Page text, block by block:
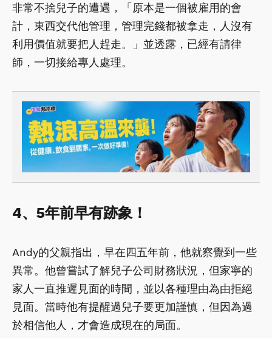
非常不捨兒子的遭遇，「原本是一個被雇用的會
計，東西交代他管理，管理完錢都被拿走，人沒有
利用價值就要把人趕走。」並透露，已經有請律
師，一切接給專人處理。
4、5年前早有跡象！
Andy的父親指出，早在四五年前，他就察覺到一些
異常。他曾嘗試了解兒子公司財務狀況，但家寧的
家人一直推遲見面的時間，並以各種理由為由拒絕
見面。當時他有提醒過兒子要更加謹慎，但因為過
於相信他人，才會造成現在的局面。